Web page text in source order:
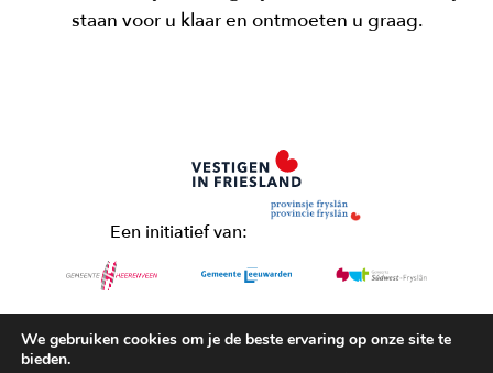
staan voor u klaar en ontmoeten u graag.
Een initiatief van:
We gebruiken cookies om je de beste ervaring op onze site te
bieden.